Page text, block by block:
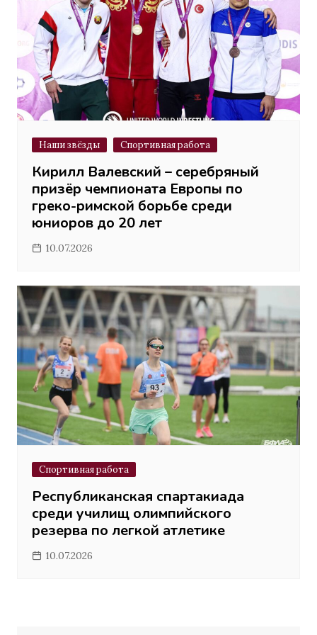
Наши звёзды Спортивная работа
Кирилл Валевский – серебряный
призёр чемпионата Европы по
греко-римской борьбе среди
юниоров до 20 лет
10.07.2026
Спортивная работа
Республиканская спартакиада
среди училищ олимпийского
резерва по легкой атлетике
10.07.2026